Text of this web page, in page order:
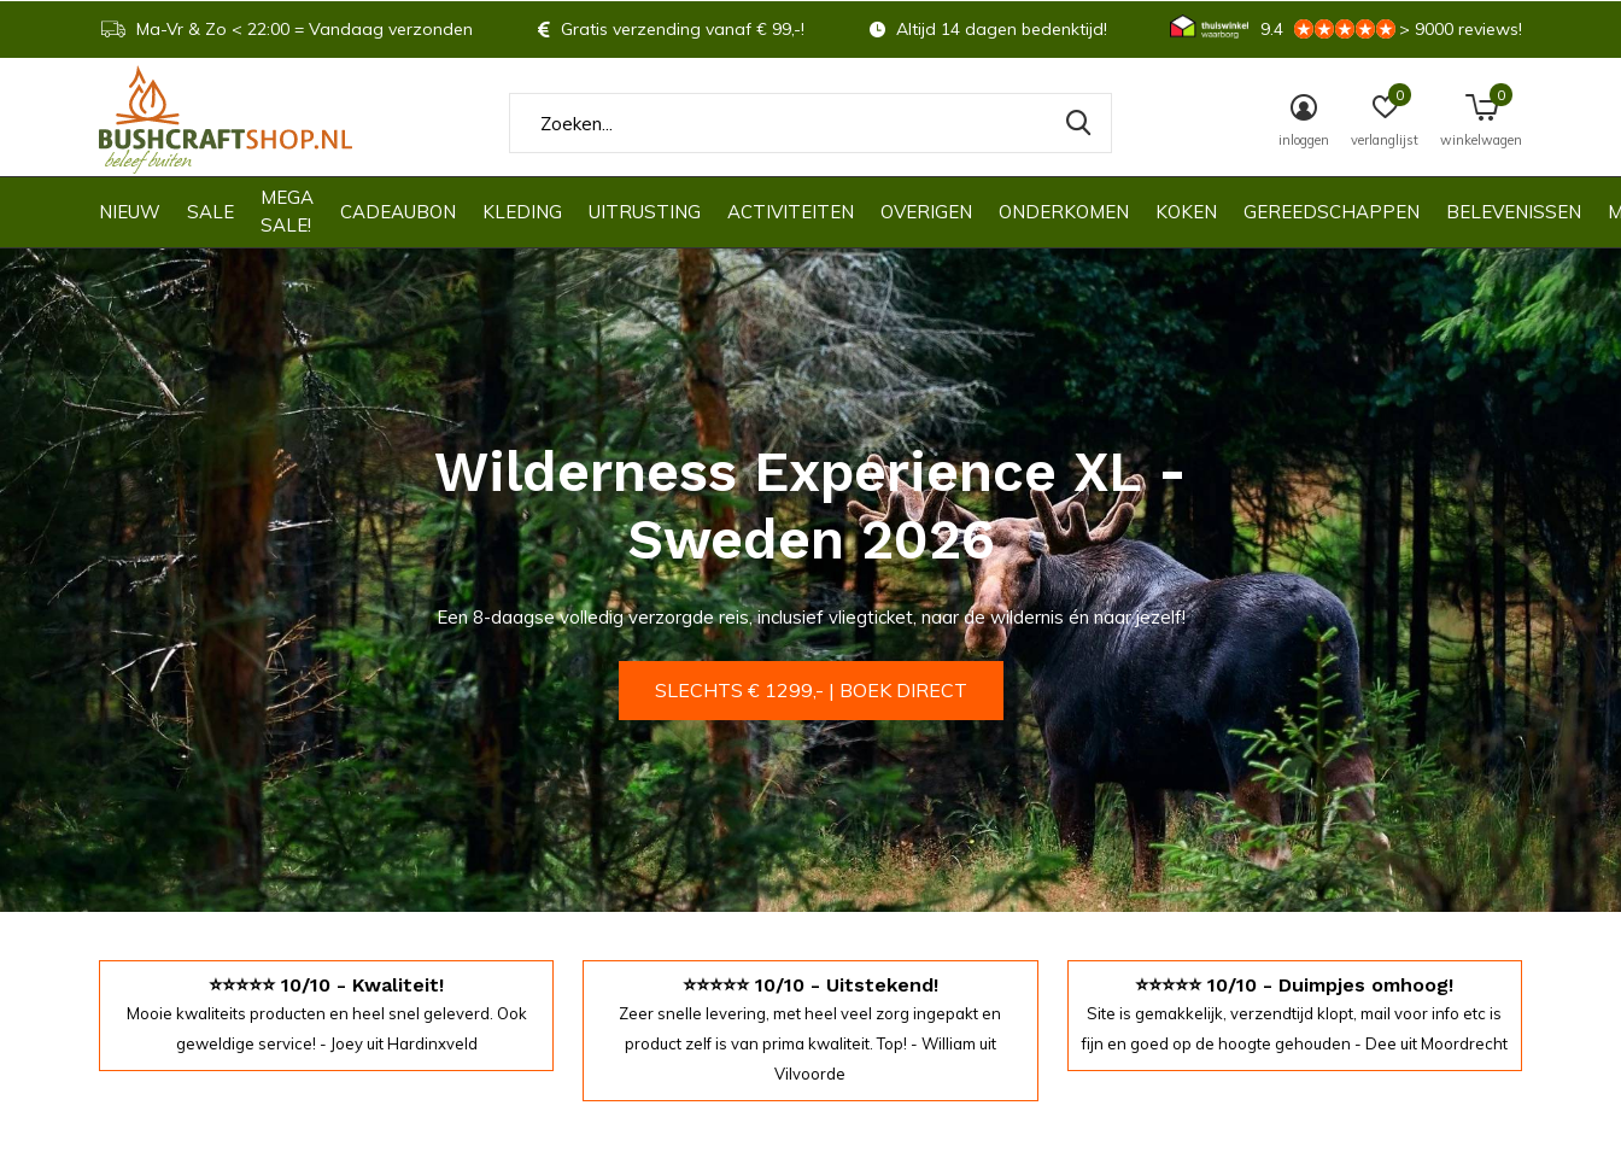
NIEUW SALE
MEGA
SALE!
CADEAUBON KLEDING UITRUSTING ACTIVITEITEN OVERIGEN ONDERKOMEN KOKEN GEREEDSCHAPPEN BELEVENISSEN
inloggen verlanglijst
0
winkelwagen
0
Ma-Vr & Zo < 22:00 = Vandaag verzonden Gratis verzending vanaf € 99,-! Altijd 14 dagen bedenktijd! 9.4 > 9000 reviews!
Wilderness Experience XL -
Sweden 2026
Een 8-daagse volledig verzorgde reis, inclusief vliegticket, naar de wildernis én naar jezelf!
SLECHTS € 1299,- | BOEK DIRECT
⭐️⭐️⭐️⭐️⭐️ 10/10 - Kwaliteit!
Mooie kwaliteits producten en heel snel geleverd. Ook
geweldige service! - Joey uit Hardinxveld
⭐️⭐️⭐️⭐️⭐️ 10/10 - Uitstekend!
Zeer snelle levering, met heel veel zorg ingepakt en
product zelf is van prima kwaliteit. Top! - William uit
Vilvoorde
⭐️⭐️⭐️⭐️⭐️ 10/10 - Duimpjes omhoog!
Site is gemakkelijk, verzendtijd klopt, mail voor info etc is
fijn en goed op de hoogte gehouden - Dee uit Moordrecht